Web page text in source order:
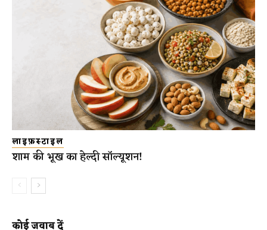
लाइफ़स्टाइल
शाम की भूख का हेल्दी सॉल्यूशन!
कोई जवाब दें